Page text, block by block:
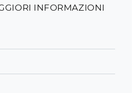
INFORMAZIONI